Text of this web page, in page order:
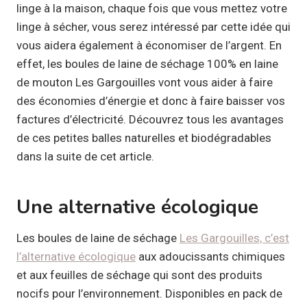
linge à la maison, chaque fois que vous mettez votre
linge à sécher, vous serez intéressé par cette idée qui
vous aidera également à économiser de l’argent. En
effet, les boules de laine de séchage 100% en laine
de mouton Les Gargouilles vont vous aider à faire
des économies d’énergie et donc à faire baisser vos
factures d’électricité. Découvrez tous les avantages
de ces petites balles naturelles et biodégradables
dans la suite de cet article.
Une alternative écologique
Les boules de laine de séchage Les Gargouilles, c’est
l’alternative écologique aux adoucissants chimiques
et aux feuilles de séchage qui sont des produits
nocifs pour l’environnement. Disponibles en pack de